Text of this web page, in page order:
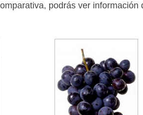
podrás ver información